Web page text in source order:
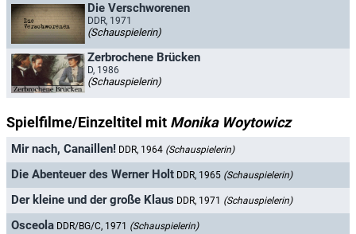
Die Verschworenen
DDR, 1971
(Schauspielerin)
Zerbrochene Brücken
D, 1986
(Schauspielerin)
Spielfilme/Einzeltitel mit Monika Woytowicz
Mir nach, Canaillen! DDR, 1964 (Schauspielerin)
Die Abenteuer des Werner Holt DDR, 1965 (Schauspielerin)
Der kleine und der große Klaus DDR, 1971 (Schauspielerin)
Osceola DDR/BG/C, 1971 (Schauspielerin)